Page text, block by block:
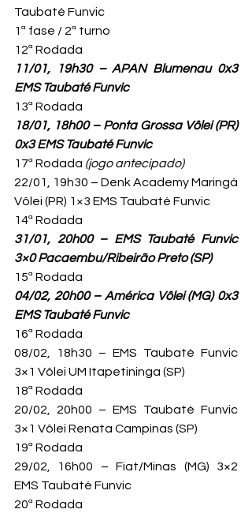
Taubaté Funvic
1ª fase / 2ª turno
11/01, 19h30 – APAN Blumenau 0x3
EMS Taubaté Funvic
18/01, 18h00 – Ponta Grossa Vôlei (PR)
0x3 EMS Taubaté Funvic
17ª Rodada (jogo antecipado)
22/01, 19h30 – Denk Academy Maringá
Vôlei (PR) 1×3 EMS Taubaté Funvic
31/01, 20h00 – EMS Taubaté Funvic
3×0 Pacaembu/Ribeirão Preto (SP)
04/02, 20h00 – América Vôlei (MG) 0x3
EMS Taubaté Funvic
16ª Rodada
08/02, 18h30 – EMS Taubaté Funvic
3×1 Vôlei UM Itapetininga (SP)
18ª Rodada
20/02, 20h00 – EMS Taubaté Funvic
3×1 Vôlei Renata Campinas (SP)
19ª Rodada
29/02, 16h00 – Fiat/Minas (MG) 3×2
EMS Taubaté Funvic